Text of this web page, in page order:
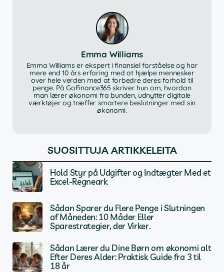
Emma Williams
Emma Williams er ekspert i finansiel forståelse og har
mere end 10 års erfaring med at hjælpe mennesker
over hele verden med at forbedre deres forhold til
penge. På GoFinance365 skriver hun om, hvordan
man lærer økonomi fra bunden, udnytter digitale
værktøjer og træffer smartere beslutninger med sin
økonomi.
SUOSITTUJA ARTIKKELEITA
Hold Styr på Udgifter og Indtægter Med et
Excel-Regneark
Sådan Sparer du Flere Penge i Slutningen
af Måneden: 10 Måder Eller
Sparestrategier, der Virker.
Sådan Lærer du Dine Børn om økonomi alt
Efter Deres Alder: Praktisk Guide fra 3 til
18 år